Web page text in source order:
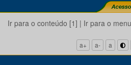
Ir para o conteúdo [1] | Ir para o
a+ a- a